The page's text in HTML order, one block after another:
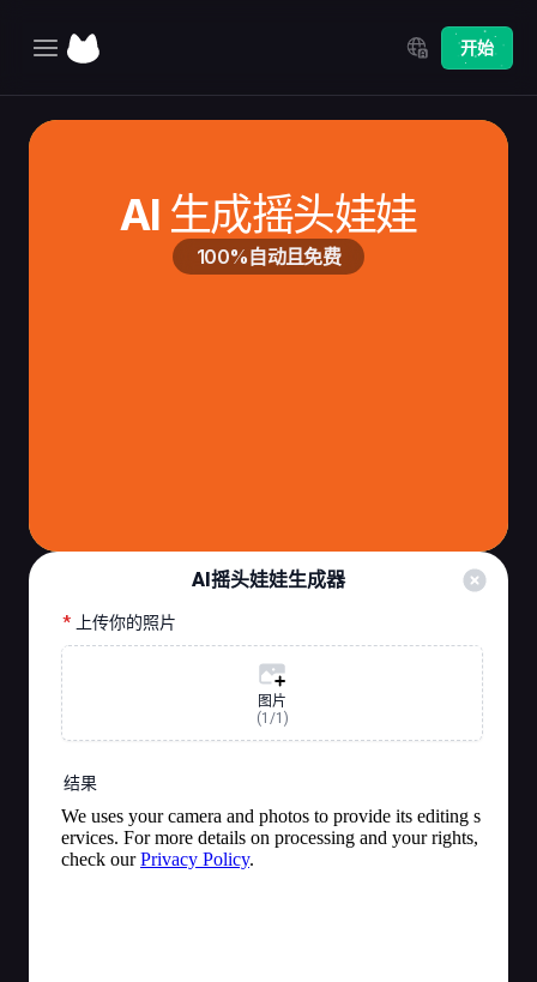
Select Language
开始
主页
AI 生成摇头娃娃
100%自动且免费